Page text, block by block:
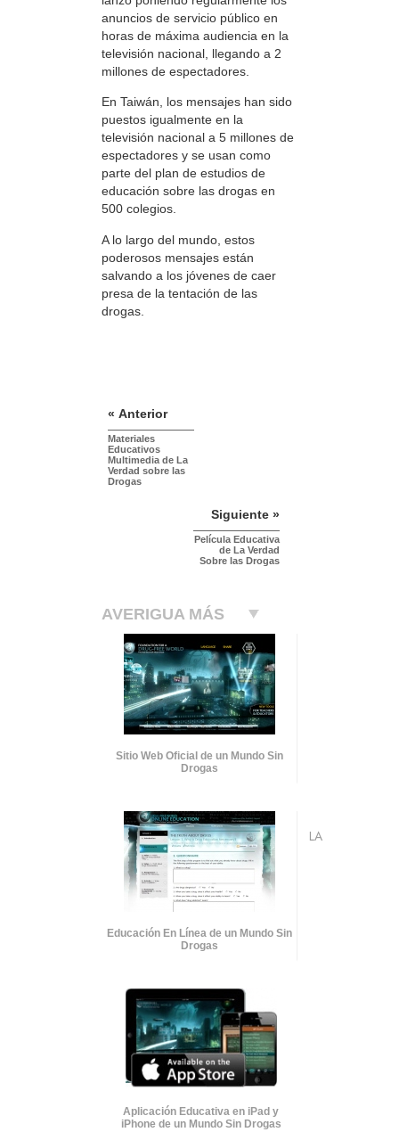
anuncios de servicio público en
horas de máxima audiencia en la
televisión nacional, llegando a 2
millones de espectadores.
En Taiwán, los mensajes han sido
puestos igualmente en la
televisión nacional a 5 millones de
espectadores y se usan como
parte del plan de estudios de
educación sobre las drogas en
500 colegios.
A lo largo del mundo, estos
poderosos mensajes están
salvando a los jóvenes de caer
presa de la tentación de las
drogas.
« Anterior
Materiales
Educativos
Multimedia de La
Verdad sobre las
Drogas
Siguiente »
Película Educativa
de La Verdad
Sobre las Drogas
AVERIGUA MÁS
Sitio Web Oficial de un Mundo Sin
Drogas
Educación En Línea de un Mundo Sin
Drogas
Aplicación Educativa en iPad y
iPhone de un Mundo Sin Drogas
LA